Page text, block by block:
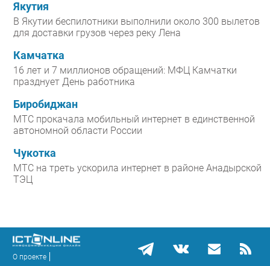
Якутия
В Якутии беспилотники выполнили около 300 вылетов
для доставки грузов через реку Лена
Камчатка
16 лет и 7 миллионов обращений: МФЦ Камчатки
празднует День работника
Биробиджан
МТС прокачала мобильный интернет в единственной
автономной области России
Чукотка
МТС на треть ускорила интернет в районе Анадырской
ТЭЦ
О проекте